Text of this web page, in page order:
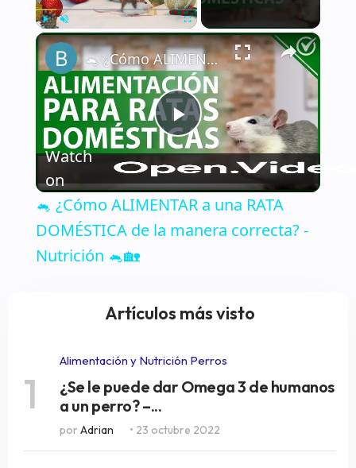
Play Unmute Fullscreen ×
Play
Video
🐁 ¿Cómo ALIMENTAR a una RATA DOMÉSTICA de la manera correcta? - Nutrición 🐁🏡
Watch
on
🐁 ¿Cómo ALIMENTAR a una RATA
DOMÉSTICA de la manera correcta? -
Nutrición 🐁🏡
Artículos más visto
1
Alimentación y Nutrición Perros
¿Se le puede dar Omega 3 de humanos
a un perro? –...
por Adrian • 23 octubre 2022